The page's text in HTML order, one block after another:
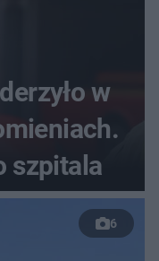
w
szpitala
6